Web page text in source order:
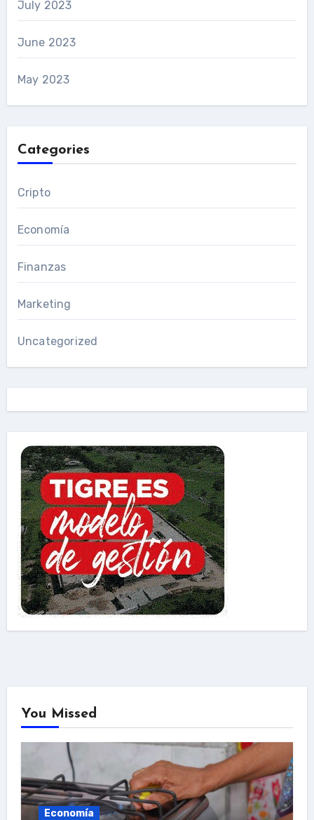
July 2023
June 2023
May 2023
Categories
Cripto
Economía
Finanzas
Marketing
Uncategorized
You Missed
Economía